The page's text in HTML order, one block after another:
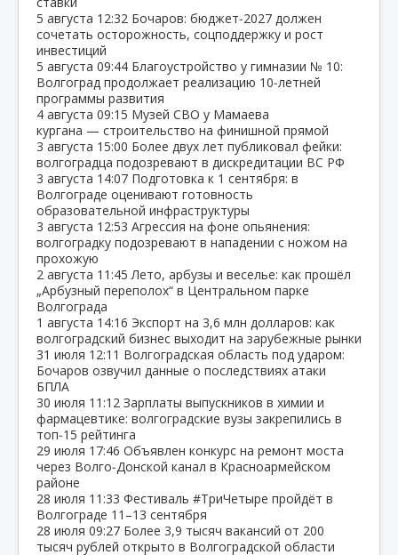
5 августа 12:32 Бочаров: бюджет‑2027 должен
сочетать осторожность, соцподдержку и рост
инвестиций
5 августа 09:44 Благоустройство у гимназии № 10:
Волгоград продолжает реализацию 10‑летней
программы развития
4 августа 09:15 Музей СВО у Мамаева
кургана — строительство на финишной прямой
3 августа 15:00 Более двух лет публиковал фейки:
волгоградца подозревают в дискредитации ВС РФ
3 августа 14:07 Подготовка к 1 сентября: в
Волгограде оценивают готовность
образовательной инфраструктуры
3 августа 12:53 Агрессия на фоне опьянения:
волгоградку подозревают в нападении с ножом на
прохожую
2 августа 11:45 Лето, арбузы и веселье: как прошёл
„Арбузный переполох“ в Центральном парке
Волгограда
1 августа 14:16 Экспорт на 3,6 млн долларов: как
волгоградский бизнес выходит на зарубежные рынки
31 июля 12:11 Волгоградская область под ударом:
Бочаров озвучил данные о последствиях атаки
БПЛА
30 июля 11:12 Зарплаты выпускников в химии и
фармацевтике: волгоградские вузы закрепились в
топ‑15 рейтинга
29 июля 17:46 Объявлен конкурс на ремонт моста
через Волго‑Донской канал в Красноармейском
районе
28 июля 11:33 Фестиваль #ТриЧетыре пройдёт в
Волгограде 11–13 сентября
28 июля 09:27 Более 3,9 тысяч вакансий от 200
тысяч рублей открыто в Волгоградской области